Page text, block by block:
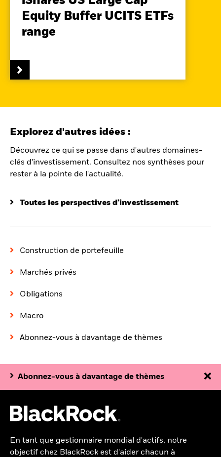
Equity Buffer UCITS ETFs
range
Explorez d'autres idées :
Découvrez ce qui se passe dans d'autres domaines-
clés d'investissement. Consultez nos synthèses pour
rester à la pointe de l'actualité.
Toutes les perspectives d’investissement
Construction de portefeuille
Marchés privés
Obligations
Macro
Abonnez-vous à davantage de thèmes
Abonnez-vous à davantage de thèmes
En tant que gestionnaire mondial d'actifs, notre
objectif chez BlackRock est d'aider chacun à